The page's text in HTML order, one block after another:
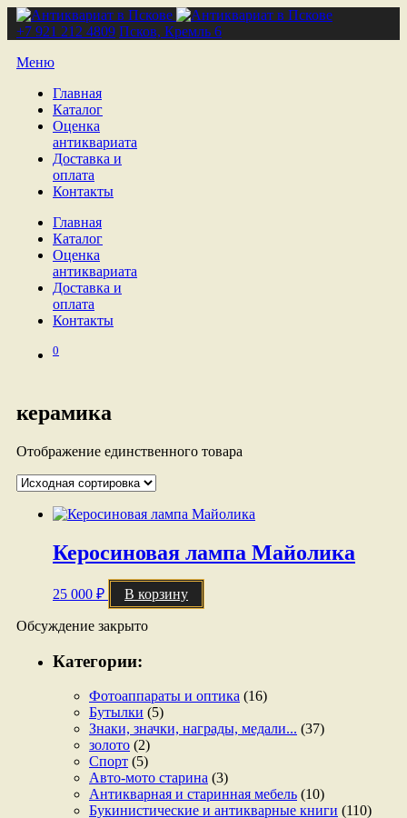
+7 921 212 4809 Псков, Кремль 6
Меню
Главная
Каталог
Оценка
антиквариата
Доставка и
оплата
Контакты
Главная
Каталог
Оценка
антиквариата
Доставка и
оплата
Контакты
0
керамика
Отображение единственного товара
Керосиновая лампа Майолика
25 000 ₽ В корзину
Обсуждение закрыто
Категории:
Фотоаппараты и оптика (16)
Бутылки (5)
Знаки, значки, награды, медали... (37)
золото (2)
Спорт (5)
Авто-мото старина (3)
Антикварная и старинная мебель (10)
Букинистические и антикварные книги (110)